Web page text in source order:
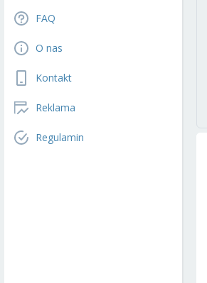
FAQ
O nas
Kontakt
Reklama
Regulamin